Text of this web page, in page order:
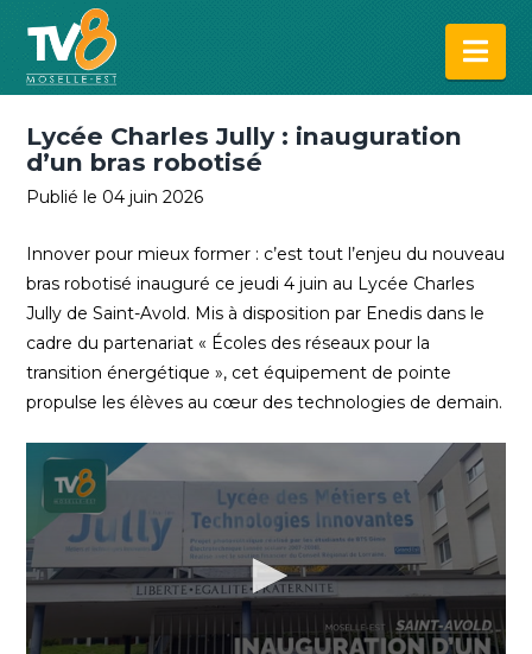
Lycée Charles Jully : inauguration
d’un bras robotisé
Publié le 04 juin 2026
Innover pour mieux former : c’est tout l’enjeu du nouveau
bras robotisé inauguré ce jeudi 4 juin au Lycée Charles
Jully de Saint-Avold. Mis à disposition par Enedis dans le
cadre du partenariat « Écoles des réseaux pour la
transition énergétique », cet équipement de pointe
propulse les élèves au cœur des technologies de demain.